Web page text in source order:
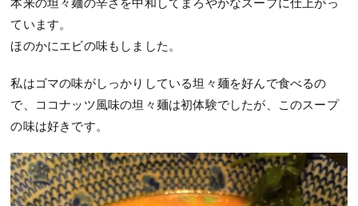
ています。
ほのかにエビの味もしました。
私はゴマの味がしっかりしている坦々麺を好んで食べるの
で、ココナッツ風味の坦々麺は初体験でしたが、このスープ
の味は好きです。